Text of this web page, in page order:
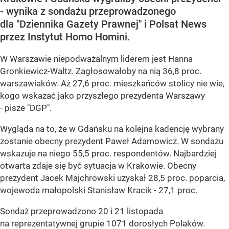
- wynika z sondażu przeprowadzonego
dla "Dziennika Gazety Prawnej" i Polsat News
przez Instytut Homo Homini.
W Warszawie niepodważalnym liderem jest Hanna
Gronkiewicz-Waltz. Zagłosowałoby na nią 36,8 proc.
warszawiaków. Aż 27,6 proc. mieszkańców stolicy nie wie,
kogo wskazać jako przyszłego prezydenta Warszawy
- pisze "DGP".
Wygląda na to, że w Gdańsku na kolejna kadencję wybrany
zostanie obecny prezydent Paweł Adamowicz. W sondażu
wskazuje na niego 55,5 proc. respondentów. Najbardziej
otwarta zdaje się być sytuacja w Krakowie. Obecny
prezydent Jacek Majchrowski uzyskał 28,5 proc. poparcia,
wojewoda małopolski Stanisław Kracik - 27,1 proc.
Sondaż przeprowadzono 20 i 21 listopada
na reprezentatywnej grupie 1071 dorosłych Polaków.